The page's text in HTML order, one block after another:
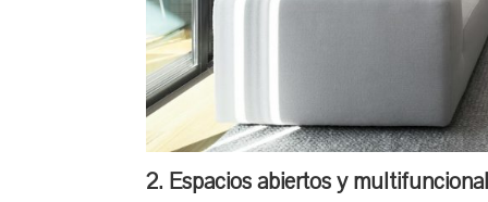
2. Espacios abiertos y